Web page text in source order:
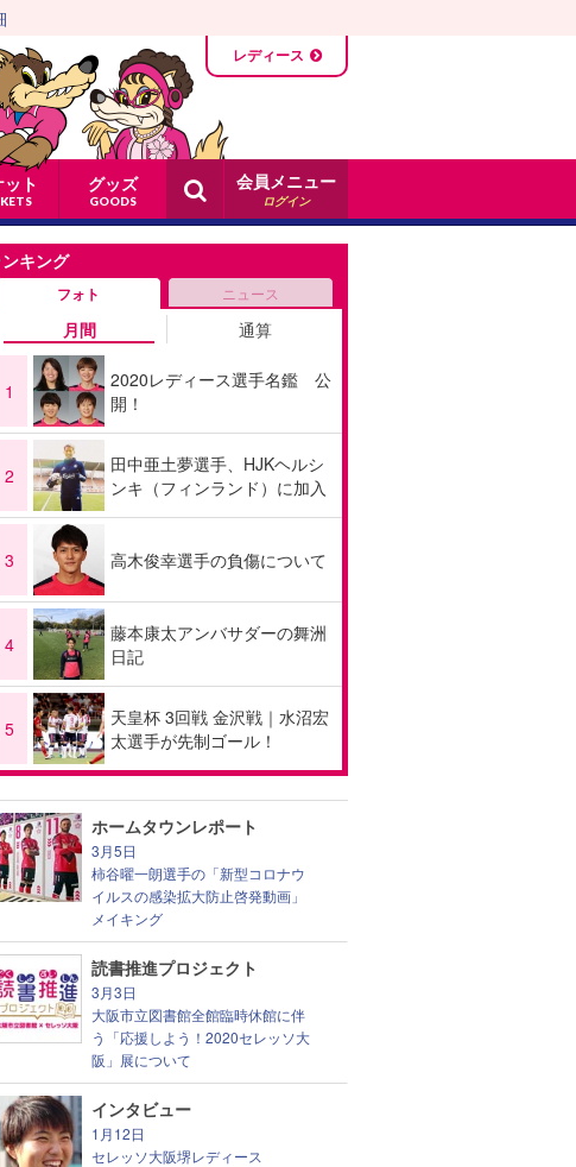
ト グッズ
GOODS
レディース
会員メニュー
ログイン
キング
フォト ニュース
月間 通算
1
2020レディース選手名鑑 公
開！
2
田中亜土夢選手、HJKヘルシ
ンキ（フィンランド）に加入
3 高木俊幸選手の負傷について
4
藤本康太アンバサダーの舞洲
日記
5
天皇杯 3回戦 金沢戦｜水沼宏
太選手が先制ゴール！
ホームタウンレポート
3月5日
柿谷曜一朗選手の「新型コロナウ
イルスの感染拡大防止啓発動画」
メイキング
読書推進プロジェクト
3月3日
大阪市立図書館全館臨時休館に伴
う「応援しよう！2020セレッソ大
阪」展について
インタビュー
1月12日
セレッソ大阪堺レディース